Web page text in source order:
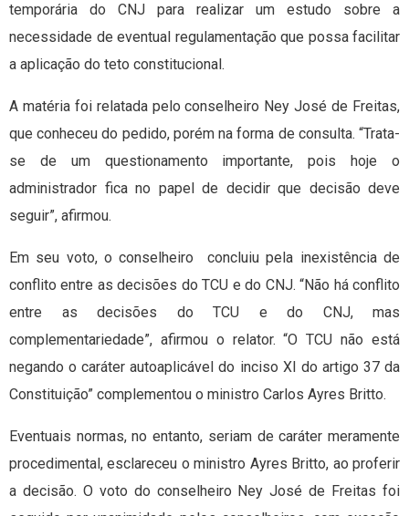
temporária do CNJ para realizar um estudo sobre a
necessidade de eventual regulamentação que possa facilitar
a aplicação do teto constitucional.
A matéria foi relatada pelo conselheiro Ney José de Freitas,
que conheceu do pedido, porém na forma de consulta. “Trata-
se de um questionamento importante, pois hoje o
administrador fica no papel de decidir que decisão deve
seguir”, afirmou.
Em seu voto, o conselheiro concluiu pela inexistência de
conflito entre as decisões do TCU e do CNJ. “Não há conflito
entre as decisões do TCU e do CNJ, mas
complementariedade”, afirmou o relator. “O TCU não está
negando o caráter autoaplicável do inciso XI do artigo 37 da
Constituição” complementou o ministro Carlos Ayres Britto.
Eventuais normas, no entanto, seriam de caráter meramente
procedimental, esclareceu o ministro Ayres Britto, ao proferir
a decisão. O voto do conselheiro Ney José de Freitas foi